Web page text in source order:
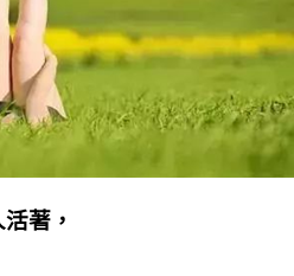
活著，